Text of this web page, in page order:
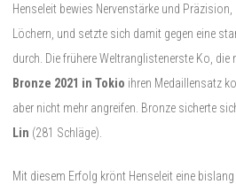
Henseleit bewies Nervenstärke und
Löchern, und setzte sich damit gegen eine
durch. Die frühere Weltranglistenerste Ko, die
Bronze 2021 in Tokio ihren Medaillensatz
aber nicht mehr angreifen. Bronze sicherte
Lin (281 Schläge).
Mit diesem Erfolg krönt Henseleit eine